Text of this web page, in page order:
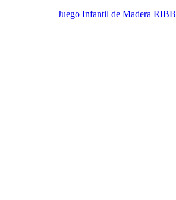
Juego Infantil de Madera